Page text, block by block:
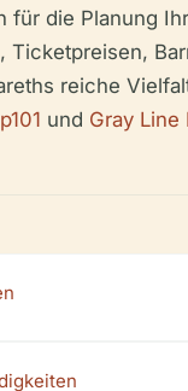
die Planung
reiche
und Gray Line